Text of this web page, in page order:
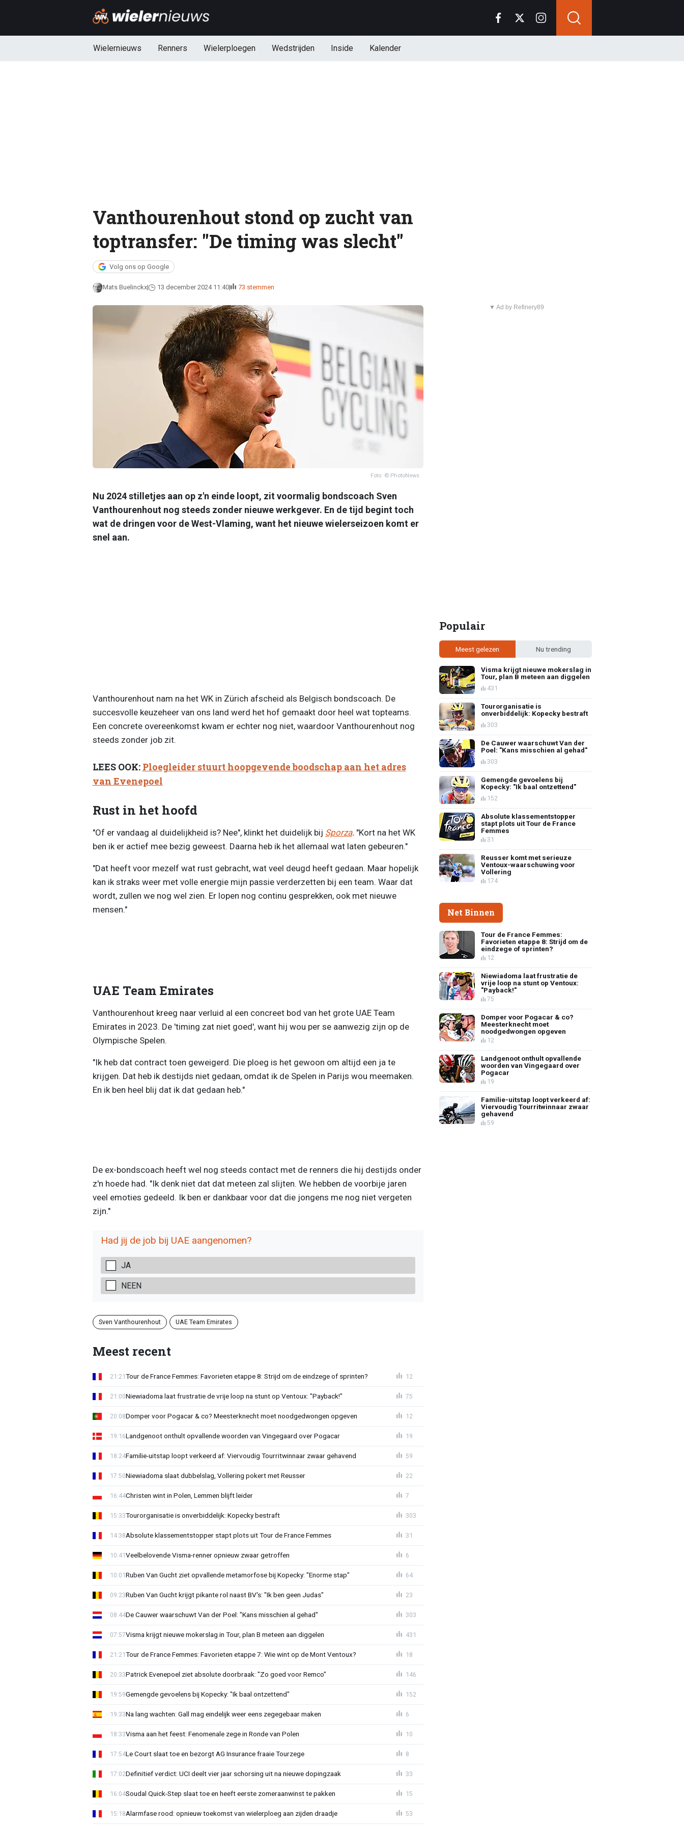
Wielernieuws Renners Wielerploegen Wedstrijden Inside Kalender
Vanthourenhout stond op zucht van
toptransfer: "De timing was slecht"
Volg ons op Google
Mats Buelinckx 13 december 2024 11:40 73 stemmen
Foto: © PhotoNews
Nu 2024 stilletjes aan op z'n einde loopt, zit voormalig bondscoach Sven
Vanthourenhout nog steeds zonder nieuwe werkgever. En de tijd begint toch
wat de dringen voor de West-Vlaming, want het nieuwe wielerseizoen komt er
snel aan.
Vanthourenhout nam na het WK in Zürich afscheid als Belgisch bondscoach. De
succesvolle keuzeheer van ons land werd het hof gemaakt door heel wat topteams.
Een concrete overeenkomst kwam er echter nog niet, waardoor Vanthourenhout nog
steeds zonder job zit.
LEES OOK: Ploegleider stuurt hoopgevende boodschap aan het adres
van Evenepoel
Rust in het hoofd
"Of er vandaag al duidelijkheid is? Nee", klinkt het duidelijk bij Sporza. "Kort na het WK
ben ik er actief mee bezig geweest. Daarna heb ik het allemaal wat laten gebeuren."
"Dat heeft voor mezelf wat rust gebracht, wat veel deugd heeft gedaan. Maar hopelijk
kan ik straks weer met volle energie mijn passie verderzetten bij een team. Waar dat
wordt, zullen we nog wel zien. Er lopen nog continu gesprekken, ook met nieuwe
mensen."
UAE Team Emirates
Vanthourenhout kreeg naar verluid al een concreet bod van het grote UAE Team
Emirates in 2023. De 'timing zat niet goed', want hij wou per se aanwezig zijn op de
Olympische Spelen.
"Ik heb dat contract toen geweigerd. Die ploeg is het gewoon om altijd een ja te
krijgen. Dat heb ik destijds niet gedaan, omdat ik de Spelen in Parijs wou meemaken.
En ik ben heel blij dat ik dat gedaan heb."
De ex-bondscoach heeft wel nog steeds contact met de renners die hij destijds onder
z'n hoede had. "Ik denk niet dat dat meteen zal slijten. We hebben de voorbije jaren
veel emoties gedeeld. Ik ben er dankbaar voor dat die jongens me nog niet vergeten
zijn."
Had jij de job bij UAE aangenomen?
JA
NEEN
Sven Vanthourenhout UAE Team Emirates
Meest recent
Tour de France Femmes: Favorieten etappe 8: Strijd om de eindzege of sprinten?
21:21 12
Niewiadoma laat frustratie de vrije loop na stunt op Ventoux: "Payback!"
21:00 75
Domper voor Pogacar & co? Meesterknecht moet noodgedwongen opgeven
20:08 12
Landgenoot onthult opvallende woorden van Vingegaard over Pogacar
19:16 19
Familie-uitstap loopt verkeerd af: Viervoudig Tourritwinnaar zwaar gehavend
18:24 59
Niewiadoma slaat dubbelslag, Vollering pokert met Reusser
17:50 22
Christen wint in Polen, Lemmen blijft leider
16:44 7
Tourorganisatie is onverbiddelijk: Kopecky bestraft
15:33 303
Absolute klassementstopper stapt plots uit Tour de France Femmes
14:38 31
Veelbelovende Visma-renner opnieuw zwaar getroffen
10:41 6
Ruben Van Gucht ziet opvallende metamorfose bij Kopecky: "Enorme stap"
10:01 64
Ruben Van Gucht krijgt pikante rol naast BV's: "Ik ben geen Judas"
09:23 23
De Cauwer waarschuwt Van der Poel: "Kans misschien al gehad"
08:44 303
Visma krijgt nieuwe mokerslag in Tour, plan B meteen aan diggelen
07:57 431
Tour de France Femmes: Favorieten etappe 7: Wie wint op de Mont Ventoux?
21:21 18
Patrick Evenepoel ziet absolute doorbraak: "Zo goed voor Remco"
20:33 146
Gemengde gevoelens bij Kopecky: "Ik baal ontzettend"
19:59 152
Na lang wachten: Gall mag eindelijk weer eens zegegebaar maken
19:33 6
Visma aan het feest: Fenomenale zege in Ronde van Polen
18:33 10
Le Court slaat toe en bezorgt AG Insurance fraaie Tourzege
17:54 8
Definitief verdict: UCI deelt vier jaar schorsing uit na nieuwe dopingzaak
17:02 33
Soudal Quick-Step slaat toe en heeft eerste zomeraanwinst te pakken
16:04 15
Alarmfase rood: opnieuw toekomst van wielerploeg aan zijden draadje
15:18 53
▼ Ad by Refinery89
Populair
Meest gelezen Nu trending
Visma krijgt nieuwe mokerslag in
Tour, plan B meteen aan diggelen
431
Tourorganisatie is
onverbiddelijk: Kopecky bestraft
303
De Cauwer waarschuwt Van der
Poel: "Kans misschien al gehad"
303
Gemengde gevoelens bij
Kopecky: "Ik baal ontzettend"
152
Absolute klassementstopper
stapt plots uit Tour de France
Femmes
31
Reusser komt met serieuze
Ventoux-waarschuwing voor
Vollering
174
Net Binnen
Tour de France Femmes:
Favorieten etappe 8: Strijd om de
eindzege of sprinten?
12
Niewiadoma laat frustratie de
vrije loop na stunt op Ventoux:
"Payback!"
75
Domper voor Pogacar & co?
Meesterknecht moet
noodgedwongen opgeven
12
Landgenoot onthult opvallende
woorden van Vingegaard over
Pogacar
19
Familie-uitstap loopt verkeerd af:
Viervoudig Tourritwinnaar zwaar
gehavend
59